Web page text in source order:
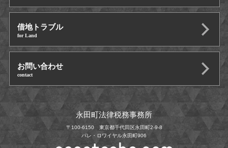
借地トラブル
for Land
お問い合わせ
contact
永田町法律税務事務所
〒100-6150 東京都千代田区永田町2-9-8
パレ・ロワイヤル永田町906